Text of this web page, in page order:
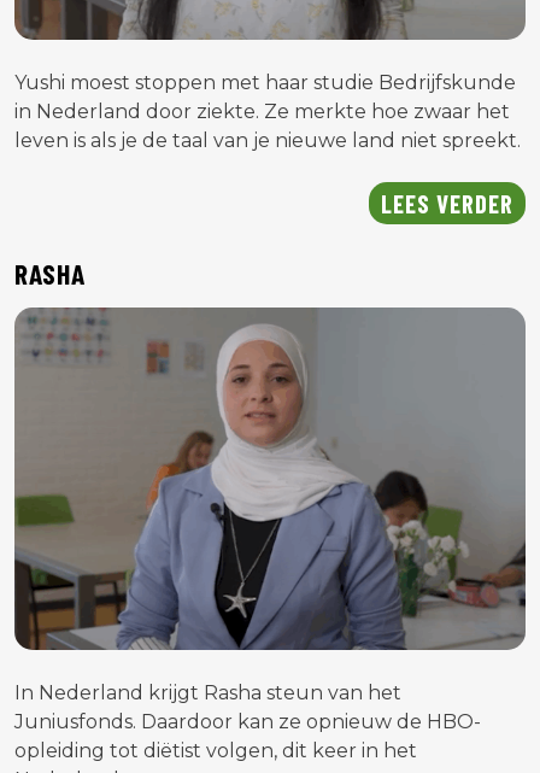
Yushi moest stoppen met haar studie Bedrijfskunde
in Nederland door ziekte. Ze merkte hoe zwaar het
leven is als je de taal van je nieuwe land niet spreekt.
LEES VERDER
RASHA
In Nederland krijgt Rasha steun van het
Juniusfonds. Daardoor kan ze opnieuw de HBO-
opleiding tot diëtist volgen, dit keer in het